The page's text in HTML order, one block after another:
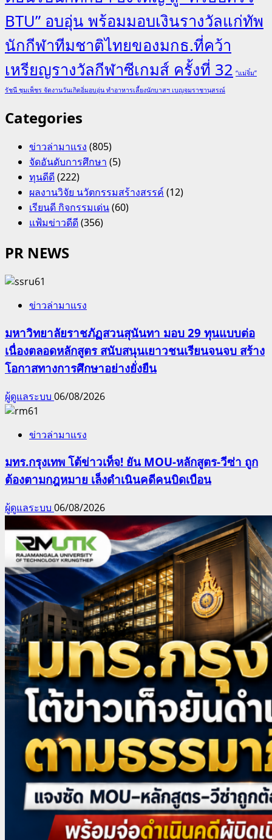
BTU” อบอุ่น พร้อมมอบเงินรางวัลแก่ทัพ
นักกีฬาทีมชาติไทยของมกธ.ที่คว้า
เหรียญรางวัลกีฬาซีเกมส์ ครั้งที่ 32 “แม่จิ๋ม”
รัชนี ชุมเพ็ชร จัดงานวันเกิดอิ่มอบอุ่น ทำอาหารเลี้ยงนักบาสฯ เบญจมราชานุสรณ์
Categories
ข่าวล่ามาแรง (805)
จัดอันดับการศึกษา (5)
ทุนดีดี(222)
ผลงานวิจัย นวัตกรรมสร้างสรรค์ (12)
เรียนดี กิจกรรมเด่น(60)
แฟ้มข่าวดีดี(356)
PR NEWS
ข่าวล่ามาแรง
มหาวิทยาลัยราชภัฏสวนสุนันทา มอบ 29 ทุนแบบต่อ
เนื่องตลอดหลักสูตร สนับสนุนเยาวชนเรียนจนจบ สร้าง
โอกาสทางการศึกษาอย่างยั่งยืน
ผู้ดูแลระบบ 06/08/2026
ข่าวล่ามาแรง
มทร.กรุงเทพ โต้ข่าวเท็จ! ยัน MOU-หลักสูตร-วีซ่า ถูก
ต้องตามกฎหมาย เล็งดำเนินคดีคนบิดเบือน
ผู้ดูแลระบบ 06/08/2026